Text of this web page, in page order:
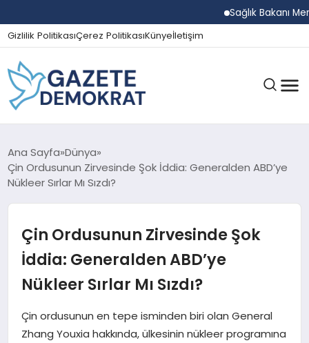
Sağlık Bakanı
Gizlilik PolitikasıÇerez PolitikasıKünyeİletişim
GÜNDEM
EKONOMI
SPOR
Ana Sayfa Dünya
Çin Ordusunun Zirvesinde Şok İddia: Generalden ABD’ye
Nükleer Sırlar Mı Sızdı?
Çin Ordusunun Zirvesinde Şok
İddia: Generalden ABD’ye
Nükleer Sırlar Mı Sızdı?
Çin ordusunun en tepe isminden biri olan General
Zhang Youxia hakkında, ülkesinin nükleer programına